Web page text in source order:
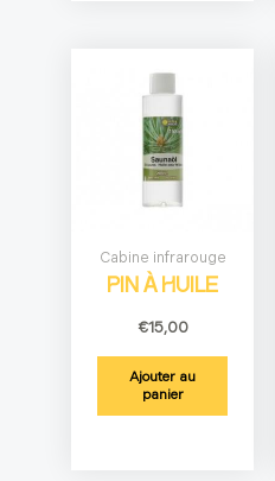
Cabine infrarouge
PIN À HUILE
€15,00
Ajouter au
panier